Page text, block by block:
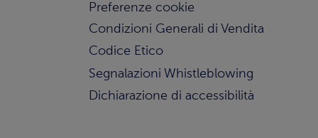
Preferenze cookie
Condizioni Generali di Vendita
Codice Etico
Segnalazioni Whistleblowing
Dichiarazione di accessibilità